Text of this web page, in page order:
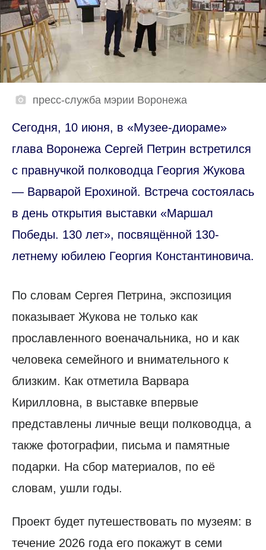
пресс-служба мэрии Воронежа
Сегодня, 10 июня, в «Музее-диораме»
глава Воронежа Сергей Петрин встретился
с правнучкой полководца Георгия Жукова
— Варварой Ерохиной. Встреча состоялась
в день открытия выставки «Маршал
Победы. 130 лет», посвящённой 130-
летнему юбилею Георгия Константиновича.
По словам Сергея Петрина, экспозиция
показывает Жукова не только как
прославленного военачальника, но и как
человека семейного и внимательного к
близким. Как отметила Варвара
Кирилловна, в выставке впервые
представлены личные вещи полководца, а
также фотографии, письма и памятные
подарки. На сбор материалов, по её
словам, ушли годы.
Проект будет путешествовать по музеям: в
течение 2026 года его покажут в семи